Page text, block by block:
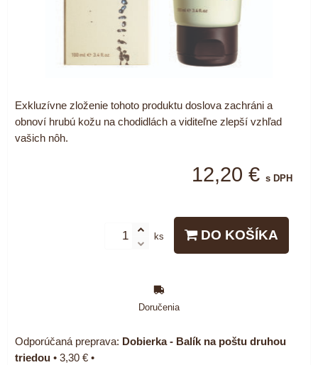
Exkluzívne zloženie tohoto produktu doslova zachráni a
obnoví hrubú kožu na chodidlách a viditeľne zlepší vzhľad
vašich nôh.
12,20 € s DPH
ks DO KOŠÍKA
Doručenia
Dobierka - Balík na poštu druhou
triedou • 3,30 € •